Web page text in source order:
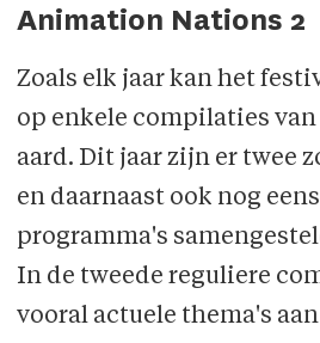
demand, die ze op elk
ook tickets voor
vertoningen op één vast
gevolgd door live
hele week toegang te
vertoningen, is er de
Het festival loopt tot 12
Frictions uit Europese
Dark chamber uit Focus
Animation Nations 2
Zoals elk jaar kan het
op enkele compilaties
aard. Dit jaar zijn er twee
en daarnaast ook nog
programma's
In de tweede reguliere
vooral actuele thema's